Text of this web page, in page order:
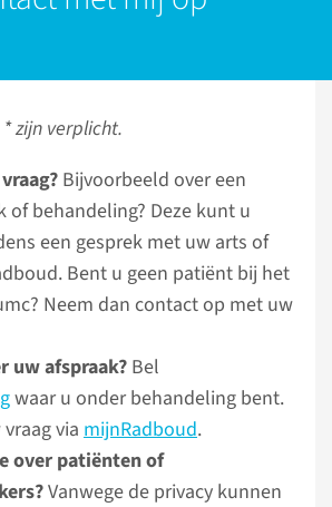
zijn verplicht.
Bijvoorbeeld over een
of behandeling? Deze kunt u
een gesprek met uw arts of
Bent u geen patiënt bij het
Neem dan contact op met uw
uw afspraak?Bel
waar u onder behandeling bent.
viamijnRadboud.
over patiënten of
Vanwege de privacy kunnen